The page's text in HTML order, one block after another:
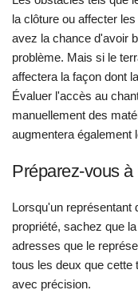
la clôture ou affecter
avez la chance d'avoir
problème. Mais si le
affectera la façon dont
Évaluer l'accès au
manuellement des
augmentera également
Préparez-vous
Lorsqu'un représentant
propriété, sachez que
adresses que le
tous les deux que cette
avec précision.